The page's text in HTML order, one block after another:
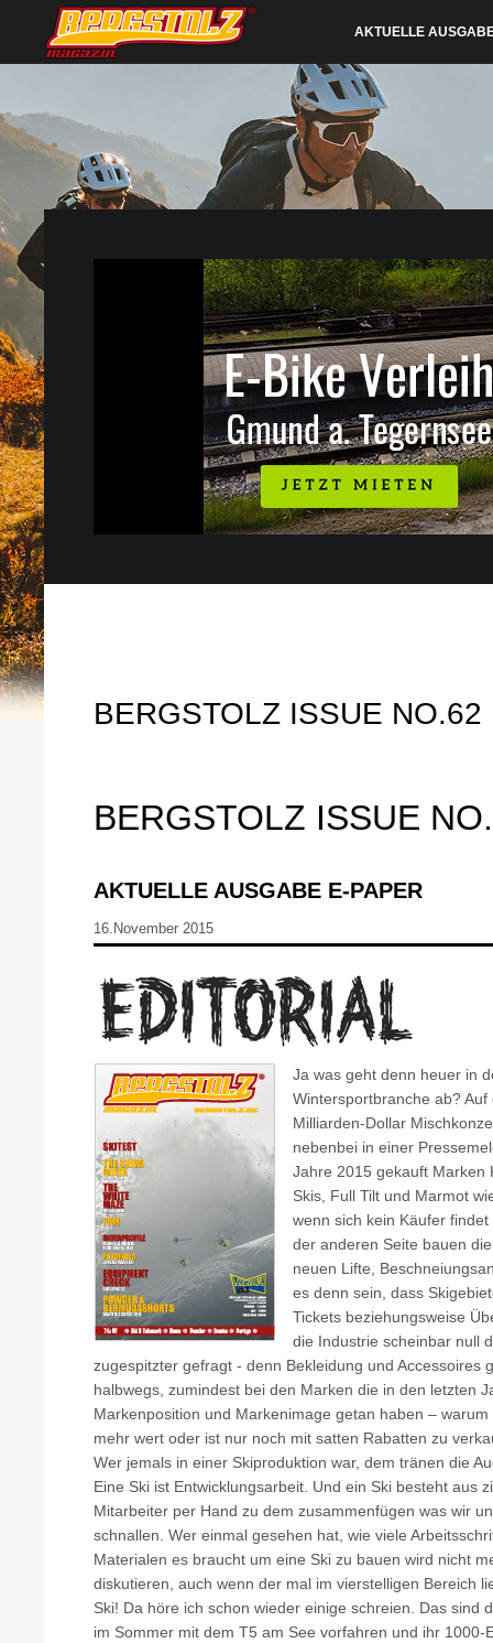
AKTUELLE
BERGSTOLZ ISSUE NO.62
BERGSTOLZ ISSUE
AKTUELLE AUSGABE E-PAPER
16.November 2015
Ja was geht denn heuer in
Wintersportbranche ab?
Milliarden-Dollar
nebenbei in einer
Jahre 2015 gekauft Marken
Skis, Full Tilt und Marmot
wenn sich kein Käufer
der anderen Seite bauen
neuen Lifte,
es denn sein, dass
Tickets beziehungsweise
die Industrie scheinbar null
zugespitzter gefragt - denn Bekleidung und Accessoires
halbwegs, zumindest bei den Marken die in den letzten
Markenposition und Markenimage getan haben –
mehr wert oder ist nur noch mit satten Rabatten zu
Wer jemals in einer Skiproduktion war, dem tränen die
Eine Ski ist Entwicklungsarbeit. Und ein Ski besteht aus
Mitarbeiter per Hand zu dem zusammenfügen was wir
schnallen. Wer einmal gesehen hat, wie viele
Materialen es braucht um eine Ski zu bauen wird nicht
diskutieren, auch wenn der mal im vierstelligen Bereich
Ski! Da höre ich schon wieder einige schreien. Das sind
im Sommer mit dem T5 am See vorfahren und ihr 1000-